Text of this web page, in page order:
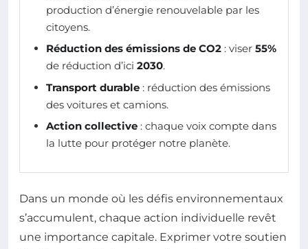
production d’énergie renouvelable par les
citoyens.
Réduction des émissions de CO2 : viser 55%
de réduction d’ici 2030.
Transport durable : réduction des émissions
des voitures et camions.
Action collective : chaque voix compte dans
la lutte pour protéger notre planète.
Dans un monde où les défis environnementaux
s’accumulent, chaque action individuelle revêt
une importance capitale. Exprimer votre soutien